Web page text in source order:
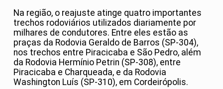
Na região, o reajuste atinge quatro importantes
trechos rodoviários utilizados diariamente por
milhares de condutores. Entre eles estão as
praças da Rodovia Geraldo de Barros (SP-304),
nos trechos entre Piracicaba e São Pedro, além
da Rodovia Hermínio Petrin (SP-308), entre
Piracicaba e Charqueada, e da Rodovia
Washington Luís (SP-310), em Cordeirópolis.